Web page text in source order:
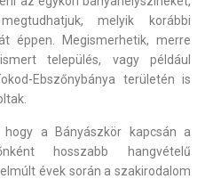
melyik korábbi
éppen. Megismerhetik, merre
település, vagy például
Ebszőnybánya területén is
hogy a Bányászkör kapcsán a
hosszabb hangvételű
évek során a szakirodalom